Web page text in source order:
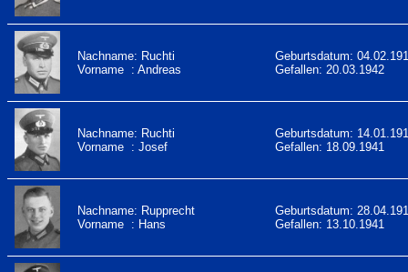
Nachname: Ruchti
Vorname : Andreas
Geburtsdatum:
Gefallen: 20.03.1942
Nachname: Ruchti
Vorname : Josef
Geburtsdatum:
Gefallen: 18.09.1941
Nachname: Rupprecht
Vorname : Hans
Geburtsdatum:
Gefallen: 13.10.1941